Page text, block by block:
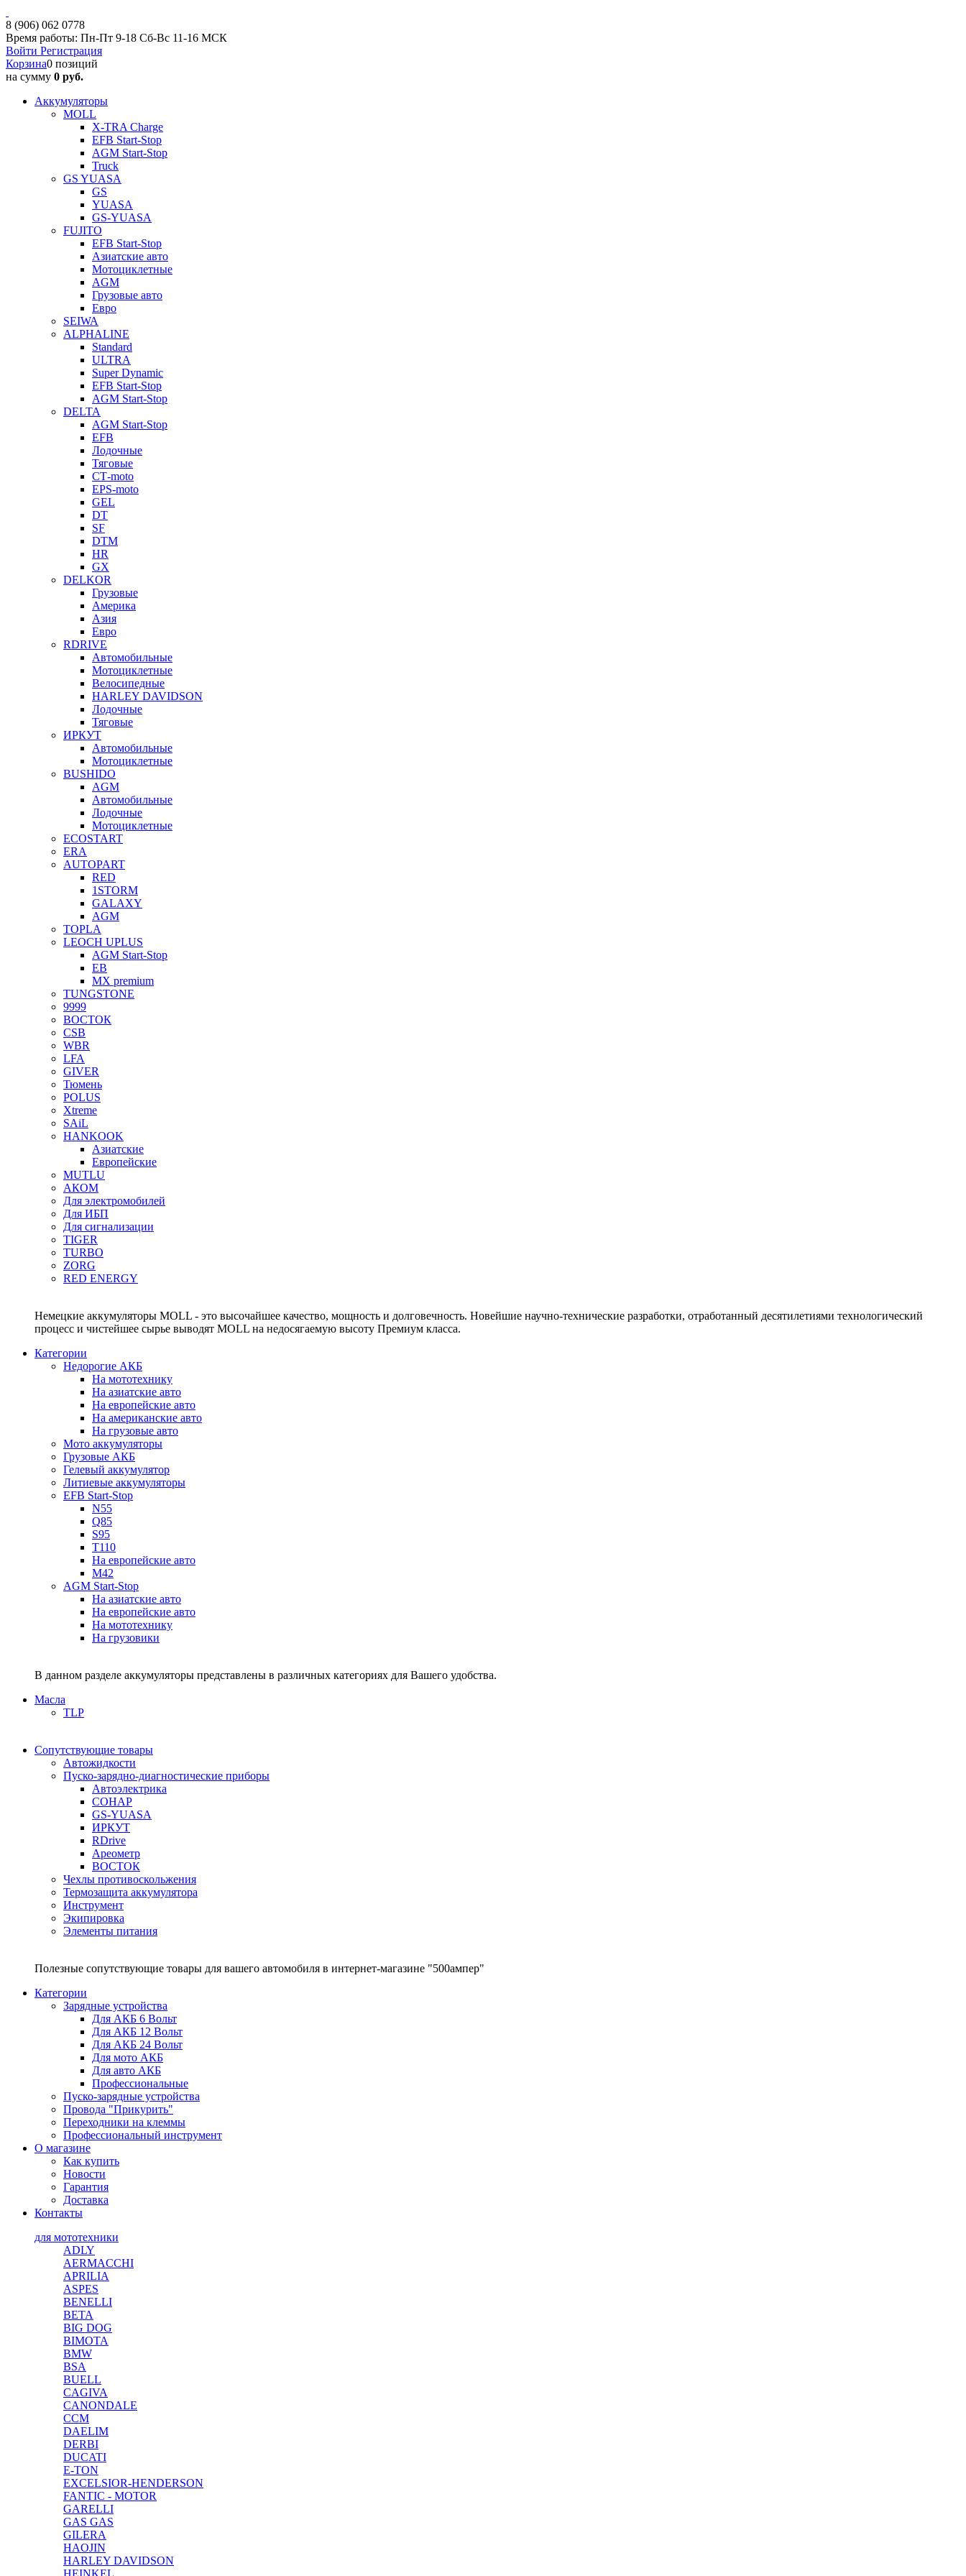
8 (906) 062 0778
Время работы: Пн-Пт 9-18 Сб-Вс 11-16 МСК
Войти Регистрация
Корзина0 позиций
на сумму 0 руб.
Аккумуляторы
MOLL
X-TRA Charge
EFB Start-Stop
AGM Start-Stop
Truck
GS YUASA
GS
YUASA
GS-YUASA
FUJITO
EFB Start-Stop
Азиатские авто
Мотоциклетные
AGM
Грузовые авто
Евро
SEIWA
ALPHALINE
Standard
ULTRA
Super Dynamic
EFB Start-Stop
AGM Start-Stop
DELTA
AGM Start-Stop
EFB
Лодочные
Тяговые
СТ-moto
EPS-moto
GEL
DT
SF
DTM
HR
GX
DELKOR
Грузовые
Америка
Азия
Евро
RDRIVE
Автомобильные
Мотоциклетные
Велосипедные
HARLEY DAVIDSON
Лодочные
Тяговые
ИРКУТ
Автомобильные
Мотоциклетные
BUSHIDO
AGM
Автомобильные
Лодочные
Мотоциклетные
ECOSTART
ERA
AUTOPART
RED
1STORM
GALAXY
AGM
TOPLA
LEOCH UPLUS
AGM Start-Stop
EB
MX premium
TUNGSTONE
9999
ВОСТОК
CSB
WBR
LFA
GIVER
Тюмень
POLUS
Xtreme
SAiL
HANKOOK
Азиатские
Европейские
MUTLU
АКОМ
Для электромобилей
Для ИБП
Для сигнализации
TIGER
TURBO
ZORG
RED ENERGY
Немецкие аккумуляторы MOLL - это высочайшее качество, мощность и долговечность. Новейшие научно-технические разработки, отработанный десятилетиями технологический
процесс и чистейшее сырье выводят MOLL на недосягаемую высоту Премиум класса.
Категории
Недорогие АКБ
На мототехнику
На азиатские авто
На европейские авто
На американские авто
На грузовые авто
Мото аккумуляторы
Грузовые АКБ
Гелевый аккумулятор
Литиевые аккумуляторы
EFB Start-Stop
N55
Q85
S95
T110
На европейские авто
M42
AGM Start-Stop
На азиатские авто
На европейские авто
На мототехнику
На грузовики
В данном разделе аккумуляторы представлены в различных категориях для Вашего удобства.
Масла
TLP
Сопутствующие товары
Автожидкости
Пуско-зарядно-диагностические приборы
Автоэлектрика
СОНАР
GS-YUASA
ИРКУТ
RDrive
Ареометр
ВОСТОК
Чехлы противоскольжения
Термозащита аккумулятора
Инструмент
Экипировка
Элементы питания
Полезные сопутствующие товары для вашего автомобиля в интернет-магазине "500ампер"
Категории
Зарядные устройства
Для АКБ 6 Вольт
Для АКБ 12 Вольт
Для АКБ 24 Вольт
Для мото АКБ
Для авто АКБ
Профессиональные
Пуско-зарядные устройства
Провода "Прикурить"
Переходники на клеммы
Профессиональный инструмент
О магазине
Как купить
Новости
Гарантия
Доставка
Контакты
для мототехники
ADLY
AERMACCHI
APRILIA
ASPES
BENELLI
BETA
BIG DOG
BIMOTA
BMW
BSA
BUELL
CAGIVA
CANONDALE
CCM
DAELIM
DERBI
DUCATI
E-TON
EXCELSIOR-HENDERSON
FANTIC - MOTOR
GARELLI
GAS GAS
GILERA
HAOJIN
HARLEY DAVIDSON
HEINKEL